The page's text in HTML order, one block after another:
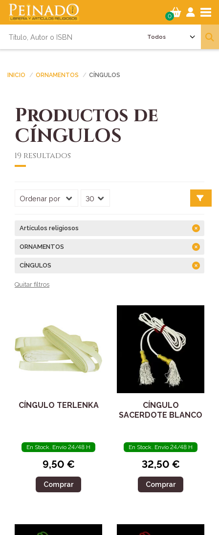
0
INICIO ORNAMENTOS CÍNGULOS
Productos de
CÍNGULOS
19 resultados
Artículos religiosos
ORNAMENTOS
CÍNGULOS
Quitar filtros
CÍNGULO TERLENKA
En Stock. Envío 24/48 H
9,50 €
Comprar
CÍNGULO
SACERDOTE BLANCO
En Stock. Envío 24/48 H
32,50 €
Comprar